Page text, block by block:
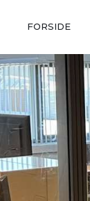
FORSIDE